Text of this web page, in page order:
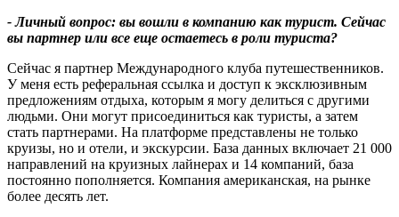
- Личный вопрос: вы вошли в компанию как турист. Сейчас
вы партнер или все еще остаетесь в роли туриста?
Сейчас я партнер Международного клуба путешественников.
У меня есть реферальная ссылка и доступ к эксклюзивным
предложениям отдыха, которым я могу делиться с другими
людьми. Они могут присоединиться как туристы, а затем
стать партнерами. На платформе представлены не только
круизы, но и отели, и экскурсии. База данных включает 21 000
направлений на круизных лайнерах и 14 компаний, база
постоянно пополняется. Компания американская, на рынке
более десять лет.